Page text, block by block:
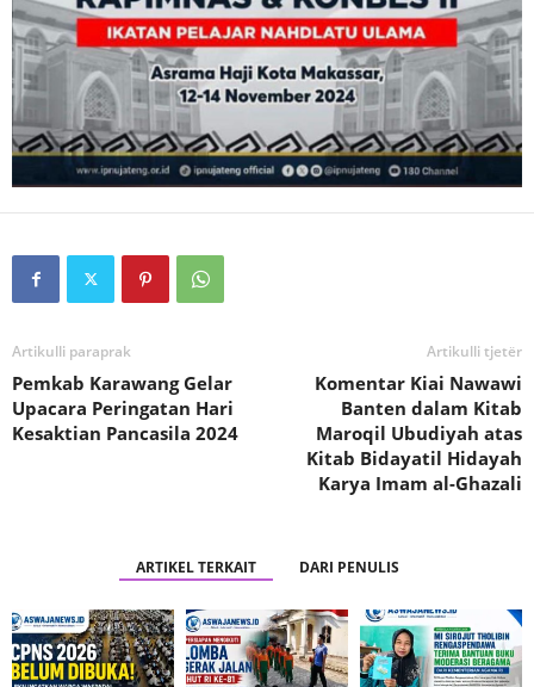
Artikulli paraprak
Pemkab Karawang Gelar
Upacara Peringatan Hari
Kesaktian Pancasila 2024
Artikulli tjetër
Komentar Kiai Nawawi
Banten dalam Kitab
Maroqil Ubudiyah atas
Kitab Bidayatil Hidayah
Karya Imam al-Ghazali
ARTIKEL TERKAIT DARI PENULIS